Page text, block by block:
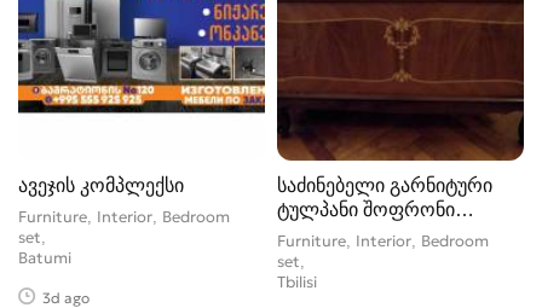
ავეჯის კომპლექსი
Furniture, Interior, Bedroom
set
Batumi
3d ago
საძინებელი გარნიტური
ტულპანი შოფრონი
bedroom Tulip
Furniture, Interior, Bedroom
set
Tbilisi